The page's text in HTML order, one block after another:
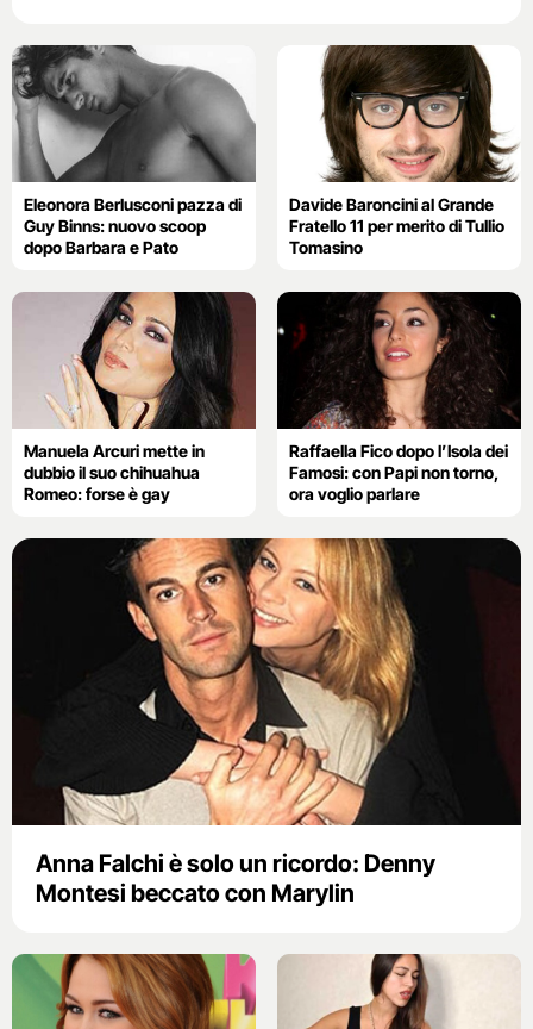
Eleonora Berlusconi pazza di
Guy Binns: nuovo scoop
dopo Barbara e Pato
Davide Baroncini al Grande
Fratello 11 per merito di Tullio
Tomasino
Manuela Arcuri mette in
dubbio il suo chihuahua
Romeo: forse è gay
Raffaella Fico dopo l’Isola dei
Famosi: con Papi non torno,
ora voglio parlare
Anna Falchi è solo un ricordo: Denny
Montesi beccato con Marylin